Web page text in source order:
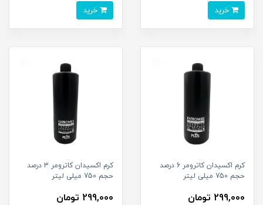
کرم اکسیدان کاترومر 6 درصد
حجم 750 میلی لیتر
299,000 تومان
کرم اکسیدان کاترومر 3 درصد
حجم 750 میلی لیتر
299,000 تومان